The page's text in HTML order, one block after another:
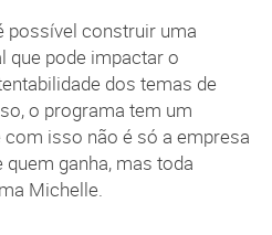
possível construir uma
que pode impactar o
dos temas de
o programa tem um
isso não é só a empresa
ganha, mas toda
Michelle.